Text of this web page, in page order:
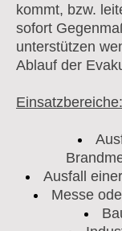
kommt, bzw.
sofort
unterstützen
Ablauf der
Einsatzbereiche:
Ausfall
Messe